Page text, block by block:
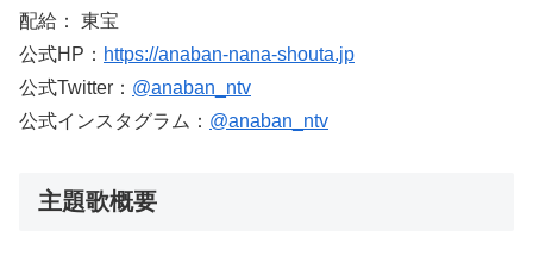
配給： 東宝
公式HP： https://anaban-nana-shouta.jp
公式Twitter： @anaban_ntv
公式インスタグラム： @anaban_ntv
主題歌概要